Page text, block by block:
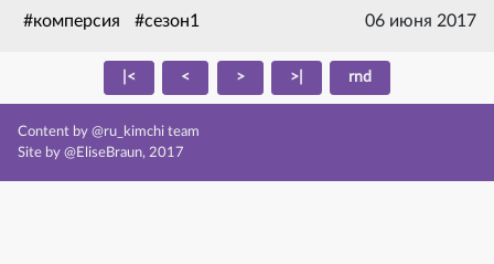
#комперсия #сезон1 06 июня 2017
|< < > >| rnd
Content by @ru_kimchi team
Site by @EliseBraun, 2017